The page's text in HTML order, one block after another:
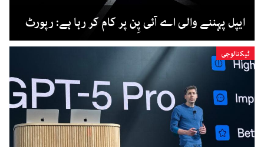
ایپل پہننے والی اے آئی پِن پر کام کر رہا ہے: رپورٹ
ٹیکنالوجی